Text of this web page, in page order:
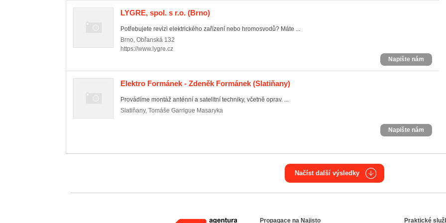
LYGRE, spol. s r.o. (Brno)
Potřebujete revizi elektrického zařízení nebo hromosvodů? Máte ...
Brno, Obřanská 132
https://www.lygre.cz
Napište nám
Elektro Formánek - Zdeněk Formánek (Slatiňany)
Provádíme montáž anténní a satelitní techniky, včetně oprav. ...
Slatiňany, Tomáše Garrigue Masaryka
Napište nám
Načíst další výsledky
Propagace na Najisto Praktické